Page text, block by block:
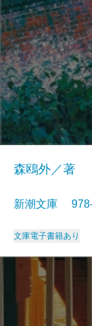
森鴎外／著
新潮文庫
文庫電子書籍あり